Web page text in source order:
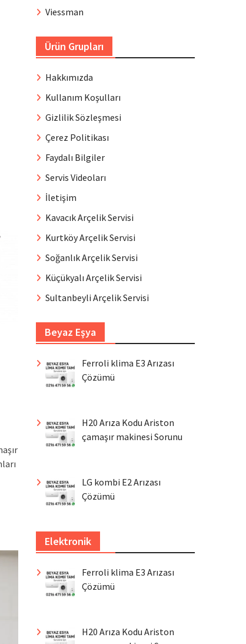
Viessman
Ürün Grupları
Hakkımızda
Kullanım Koşulları
Gizlilik Sözleşmesi
Çerez Politikası
Faydalı Bilgiler
Servis Videoları
İletişim
Kavacık Arçelik Servisi
Kurtköy Arçelik Servisi
Soğanlık Arçelik Servisi
Küçükyalı Arçelik Servisi
Sultanbeyli Arçelik Servisi
Beyaz Eşya
Ferroli klima E3 Arızası
Çözümü
H20 Arıza Kodu Ariston
çamaşır makinesi Sorunu
LG kombi E2 Arızası
Çözümü
Elektronik
Ferroli klima E3 Arızası
Çözümü
H20 Arıza Kodu Ariston